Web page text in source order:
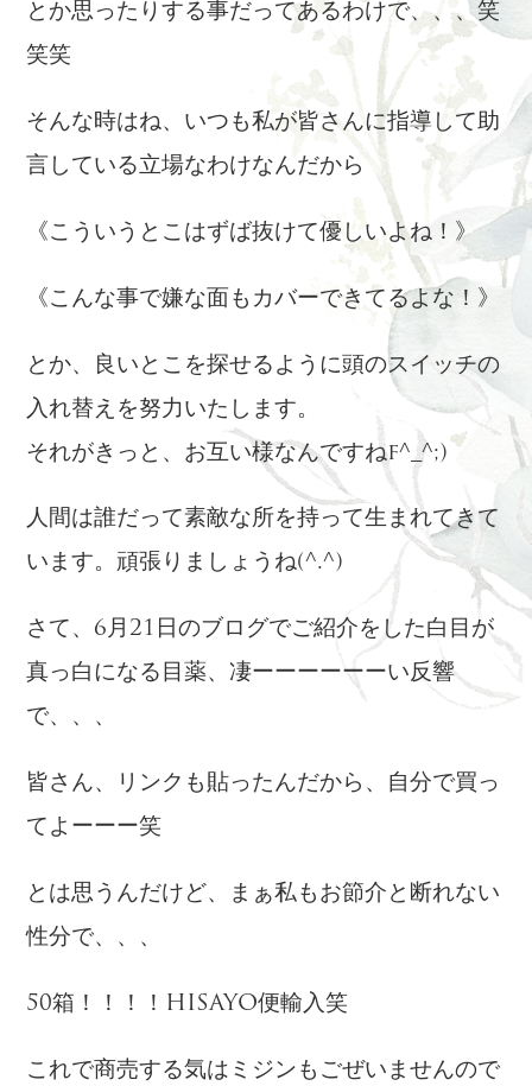
とか思ったりする事だってあるわけで、、、笑
笑笑
そんな時はね、いつも私が皆さんに指導して助
言している立場なわけなんだから
《こういうとこはずば抜けて優しいよね！》
《こんな事で嫌な面もカバーできてるよな！》
とか、良いとこを探せるように頭のスイッチの
入れ替えを努力いたします。
それがきっと、お互い様なんですねf^_^;)
人間は誰だって素敵な所を持って生まれてきて
います。頑張りましょうね(^.^)
さて、6月21日のブログでご紹介をした白目が
真っ白になる目薬、凄ーーーーーーい反響
で、、、
皆さん、リンクも貼ったんだから、自分で買っ
てよーーー笑
とは思うんだけど、まぁ私もお節介と断れない
性分で、、、
50箱！！！！HISAYO便輸入笑
これで商売する気はミジンもごぜいませんので